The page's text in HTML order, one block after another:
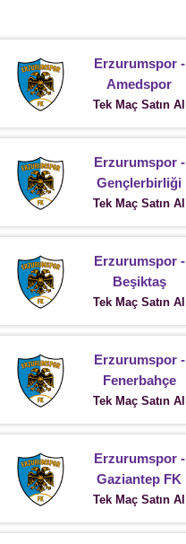
Erzurumspor -
Amedspor
Tek Maç Satın Al
Erzurumspor -
Gençlerbirliği
Tek Maç Satın Al
Erzurumspor -
Beşiktaş
Tek Maç Satın Al
Erzurumspor -
Fenerbahçe
Tek Maç Satın Al
Erzurumspor -
Gaziantep FK
Tek Maç Satın Al